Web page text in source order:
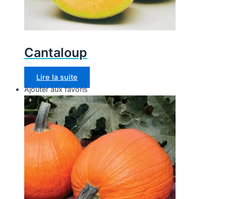
Cantaloup
Lire la suite
Ajouter aux favoris